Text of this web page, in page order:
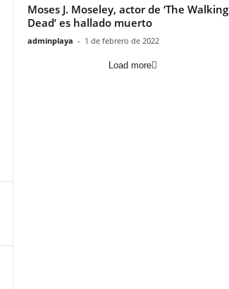
Moses J. Moseley, actor de ‘The Walking
Dead’ es hallado muerto
adminplaya - 1 de febrero de 2022
Load more